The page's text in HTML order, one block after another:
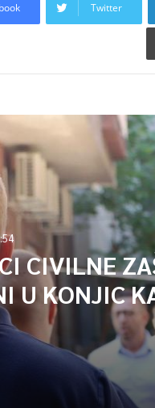
Twitter
CIVILNE
U KONJIC
GAŠENJU